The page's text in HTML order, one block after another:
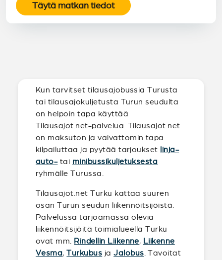
Täytä matkan tiedot
Kun tarvitset tilausajobussia Turusta
tai tilausajokuljetusta Turun seudulta
on helpoin tapa käyttää
Tilausajot.net-palvelua. Tilausajot.net
on maksuton ja vaivattomin tapa
kilpailuttaa ja pyytää tarjoukset linja-
auto-tai minibussikuljetuksesta
ryhmälle Turussa.
Tilausajot.net Turku kattaa suuren
osan Turun seudun liikennöitsijöistä.
Palvelussa tarjoamassa olevia
liikennöitsijöitä toimialueella Turku
ovat mm. Rindellin Liikenne, Liikenne
Vesma,Turkubus jaJalobus . Tavoitat